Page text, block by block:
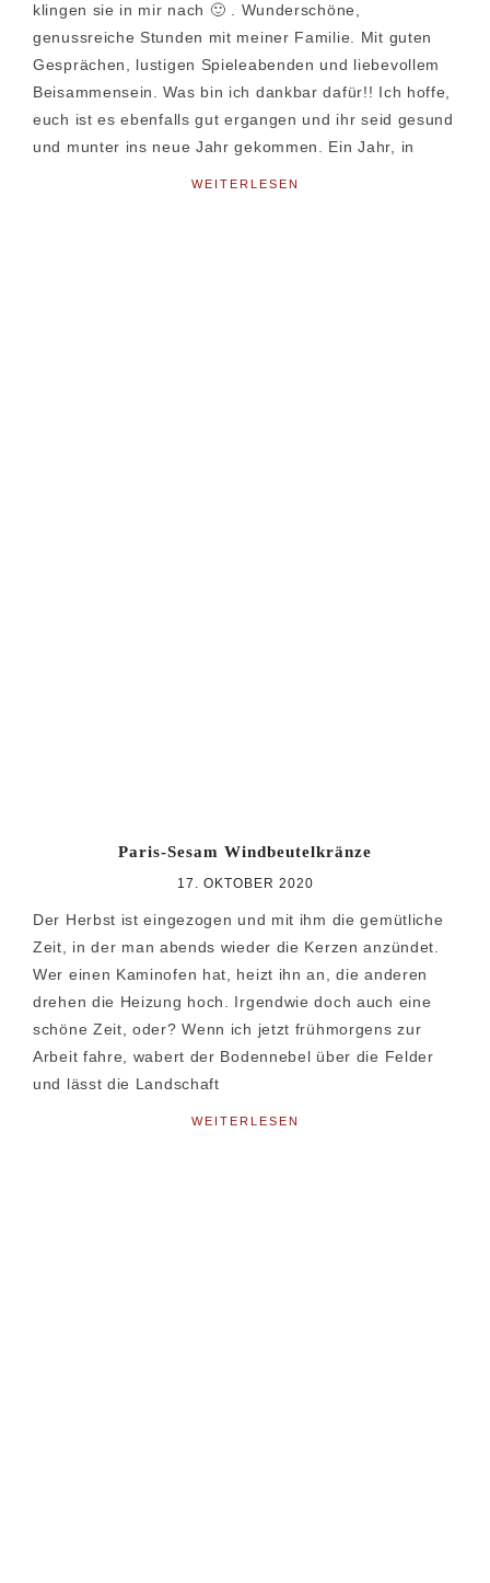
klingen sie in mir nach 🙂 . Wunderschöne,
genussreiche Stunden mit meiner Familie. Mit guten
Gesprächen, lustigen Spieleabenden und liebevollem
Beisammensein. Was bin ich dankbar dafür!! Ich hoffe,
euch ist es ebenfalls gut ergangen und ihr seid gesund
und munter ins neue Jahr gekommen. Ein Jahr, in
WEITERLESEN
Paris-Sesam Windbeutelkränze
17. OKTOBER 2020
Der Herbst ist eingezogen und mit ihm die gemütliche
Zeit, in der man abends wieder die Kerzen anzündet.
Wer einen Kaminofen hat, heizt ihn an, die anderen
drehen die Heizung hoch. Irgendwie doch auch eine
schöne Zeit, oder? Wenn ich jetzt frühmorgens zur
Arbeit fahre, wabert der Bodennebel über die Felder
und lässt die Landschaft
WEITERLESEN